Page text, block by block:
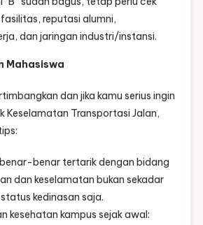
reputasi alumni,
dan jaringan industri/instansi.
Mahasiswa
dan jika kamu serius ingin
Keselamatan Transportasi Jalan,
benar tertarik dengan bidang
dan keselamatan bukan sekadar
kedinasan saja.
kesehatan kampus sejak awal: